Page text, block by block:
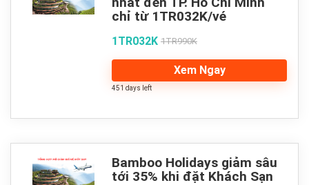
chỉ từ 1TR032K/vé
1TR032K 1TR990K
Xem Ngay
451 days left
Bamboo Holidays giảm sâu
tới 35% khi đặt Khách Sạn